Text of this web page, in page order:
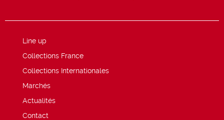
Line up
Collections France
Collections Internationales
Marchés
Actualités
Contact